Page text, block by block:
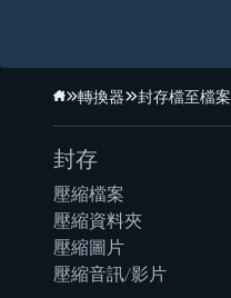
首頁
轉換器 封存檔至檔案
封存
壓縮檔案
壓縮資料夾
壓縮圖片
壓縮音訊/影片